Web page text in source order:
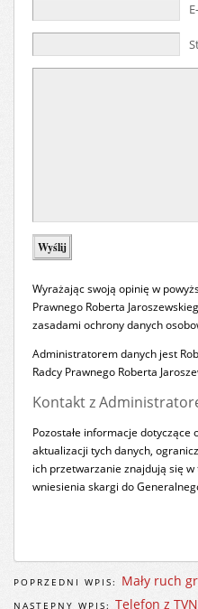
Wyrażając swoją opinię w
Prawnego Roberta
zasadami ochrony danych
Administratorem danych jest
Radcy Prawnego Roberta
Kontakt z
Pozostałe informacje
aktualizacji tych danych,
ich przetwarzanie znajdują się w
wniesienia skargi do
POPRZEDNI WPIS: Mały ruch
NASTĘPNY WPIS: Telefon z